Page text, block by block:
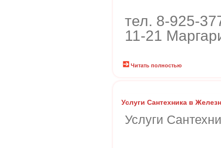
тел. 8-925-
11-21
Читать полностью
Услуги Сантехника в
Услуги